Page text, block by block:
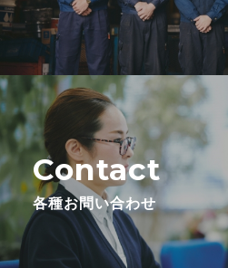
Contact
各種お問い合わせ